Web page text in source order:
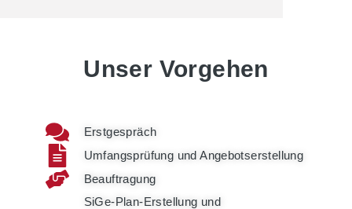
Unser Vorgehen
Erstgespräch
Umfangsprüfung und Angebotserstellung
Beauftragung
SiGe-Plan-Erstellung und